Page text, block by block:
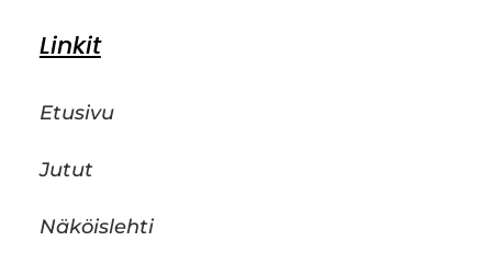
Linkit
Etusivu
Jutut
Näköislehti